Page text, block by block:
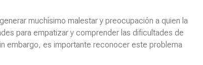
muchísimo malestar y preocupación a quien la
para empatizar y comprender las dificultades de
embargo, es importante reconocer este problema